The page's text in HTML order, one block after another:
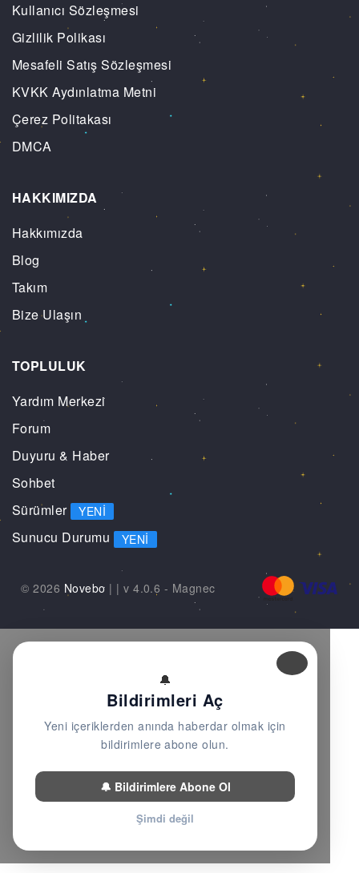
Kullanıcı Sözleşmesi
Gizlilik Polikası
Mesafeli Satış Sözleşmesi
KVKK Aydınlatma Metni
Çerez Politakası
DMCA
HAKKIMIZDA
Hakkımızda
Blog
Takım
Bize Ulaşın
TOPLULUK
Yardım Merkezi
Forum
Duyuru & Haber
Sohbet
Sürümler YENI
Sunucu Durumu YENI
© 2026 Novebo | | v 4.0.6 - Magnec
🔔
Bildirimleri Aç
Yeni içeriklerden anında haberdar olmak için
bildirimlere abone olun.
🔔 Bildirimlere Abone Ol
Şimdi değil